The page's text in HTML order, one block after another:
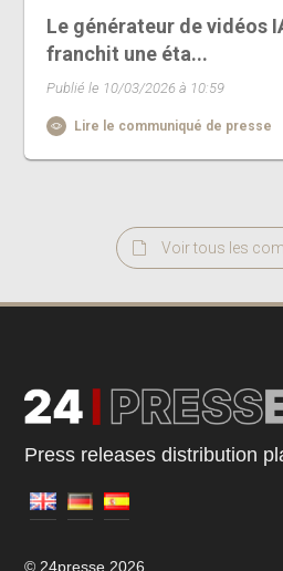
Le générateur de vidéos
franchit une éta...
Publié le 10/03/2026 à 10:59
Lire le communiqué de presse
Voir tous les
Press releases distribution
© 24presse 2026